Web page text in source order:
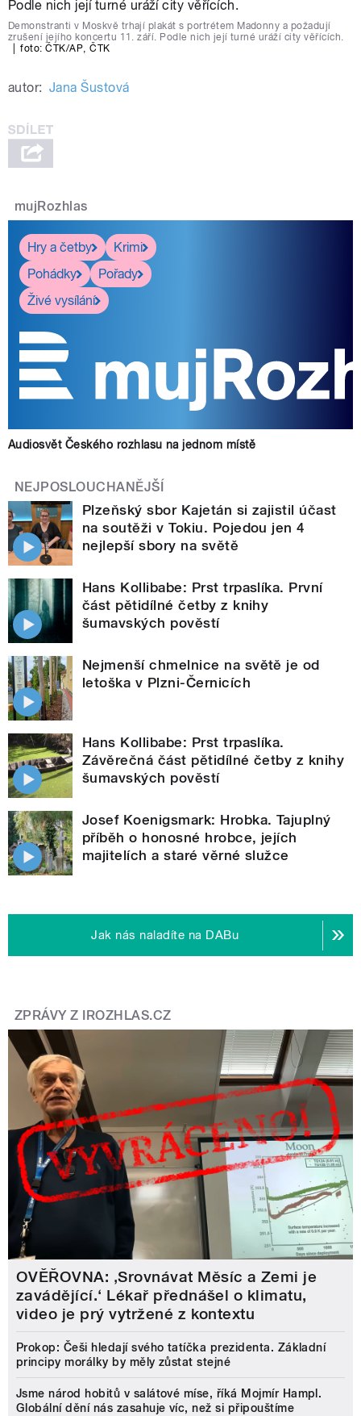
Demonstranti v Moskvě trhají plakát s portrétem Madonny a požadují
zrušení jejího koncertu 11. září. Podle nich její turné uráží city věřících.
foto:ČTK/AP,ČTK
autor: Jana Šustová
mujRozhlas
Hry a četby
Krimi
Pohádky
Pořady
Živé vysílání
Audiosvět Českého rozhlasu na jednom místě
NEJPOSLOUCHANĚJŠÍ
Plzeňský sbor Kajetán si zajistil účast
na soutěži v Tokiu. Pojedou jen 4
nejlepší sbory na světě
Hans Kollibabe: Prst trpaslíka. První
část pětidílné četby z knihy
šumavských pověstí
Nejmenší chmelnice na světě je od
letoška v Plzni-Černicích
Hans Kollibabe: Prst trpaslíka.
Závěrečná část pětidílné četby z knihy
šumavských pověstí
Josef Koenigsmark: Hrobka. Tajuplný
příběh o honosné hrobce, jejích
majitelích a staré věrné služce
Jak nás naladíte na DABu
ZPRÁVY Z IROZHLAS.CZ
OVĚŘOVNA: ‚Srovnávat Měsíc a Zemi je
zavádějící.‘ Lékař přednášel o klimatu,
video je prý vytržené z kontextu
Prokop: Češi hledají svého tatíčka prezidenta. Základní
principy morálky by měly zůstat stejné
Jsme národ hobitů v salátové míse, říká Mojmír Hampl.
Globální dění nás zasahuje víc, než si připouštíme